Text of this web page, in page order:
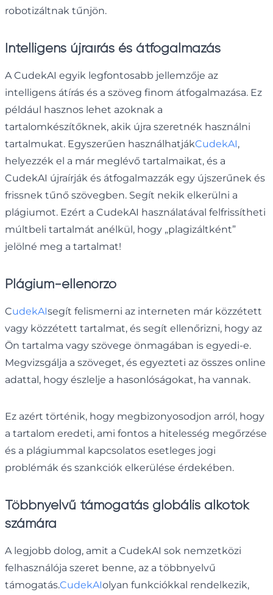
robotizáltnak tűnjön.
Intelligens újraírás és átfogalmazás
A CudekAI egyik legfontosabb jellemzője az
intelligens átírás és a szöveg finom átfogalmazása. Ez
például hasznos lehet azoknak a
tartalomkészítőknek, akik újra szeretnék használni
tartalmukat. Egyszerűen használhatjákCudekAI,
helyezzék el a már meglévő tartalmaikat, és a
CudekAI újraírják és átfogalmazzák egy újszerűnek és
frissnek tűnő szövegben. Segít nekik elkerülni a
plágiumot. Ezért a CudekAI használatával felfrissítheti
múltbeli tartalmát anélkül, hogy „plagizáltként”
jelölné meg a tartalmat!
Plágium-ellenőrző
CudekAIsegít felismerni az interneten már közzétett
vagy közzétett tartalmat, és segít ellenőrizni, hogy az
Ön tartalma vagy szövege önmagában is egyedi-e.
Megvizsgálja a szöveget, és egyezteti az összes online
adattal, hogy észlelje a hasonlóságokat, ha vannak.
Ez azért történik, hogy megbizonyosodjon arról, hogy
a tartalom eredeti, ami fontos a hitelesség megőrzése
és a plágiummal kapcsolatos esetleges jogi
problémák és szankciók elkerülése érdekében.
Többnyelvű támogatás globális alkotók
számára
A legjobb dolog, amit a CudekAI sok nemzetközi
felhasználója szeret benne, az a többnyelvű
támogatás.CudekAIolyan funkciókkal rendelkezik,